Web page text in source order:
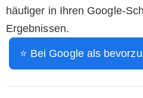
häufiger in Ihren Google-
Ergebnissen.
⭐ Bei Google als